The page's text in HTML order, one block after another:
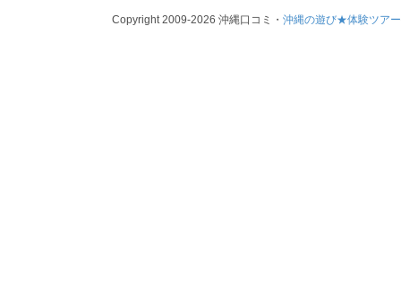
Copyright 2009-2026 沖縄口コミ・沖縄の遊び★体験ツアー